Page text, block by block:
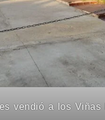
vendió a los